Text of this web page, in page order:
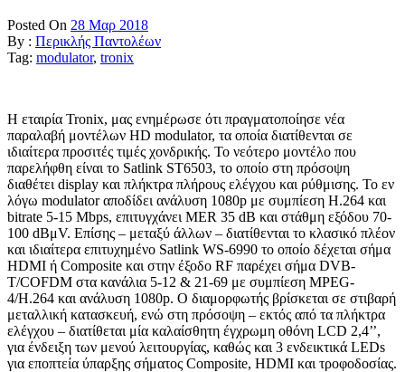
Posted On 28 Μαρ 2018
By : Περικλής Παντολέων
Tag: modulator, tronix
Η εταιρία Tronix, μας ενημέρωσε ότι πραγματοποίησε νέα
παραλαβή μοντέλων HD modulator, τα οποία διατίθενται σε
ιδιαίτερα προσιτές τιμές χονδρικής. Το νεότερο μοντέλο που
παρελήφθη είναι το Satlink ST6503, το οποίο στη πρόσοψη
διαθέτει display και πλήκτρα πλήρους ελέγχου και ρύθμισης. Το εν
λόγω modulator αποδίδει ανάλυση 1080p με συμπίεση H.264 και
bitrate 5-15 Mbps, επιτυγχάνει MER 35 dB και στάθμη εξόδου 70-
100 dBμV. Επίσης – μεταξύ άλλων – διατίθενται το κλασικό πλέον
και ιδιαίτερα επιτυχημένο Satlink WS-6990 το οποίο δέχεται σήμα
HDMI ή Composite και στην έξοδο RF παρέχει σήμα DVB-
T/COFDM στα κανάλια 5-12 & 21-69 με συμπίεση MPEG-
4/H.264 και ανάλυση 1080p. Ο διαμορφωτής βρίσκεται σε στιβαρή
μεταλλική κατασκευή, ενώ στη πρόσοψη – εκτός από τα πλήκτρα
ελέγχου – διατίθεται μία καλαίσθητη έγχρωμη οθόνη LCD 2,4’’,
για ένδειξη των μενού λειτουργίας, καθώς και 3 ενδεικτικά LEDs
για εποπτεία ύπαρξης σήματος Composite, HDMI και τροφοδοσίας.